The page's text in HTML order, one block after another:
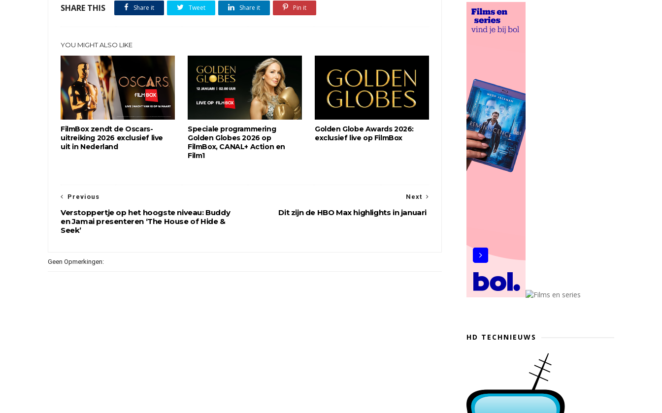
SHARE THIS Share it Tweet Share it Pin it
YOU MIGHT ALSO LIKE
FilmBox zendt de Oscars-
uitreiking 2026 exclusief live
uit in Nederland
Speciale programmering
Golden Globes 2026 op
FilmBox, CANAL+ Action en
Film1
Golden Globe Awards 2026:
exclusief live op FilmBox
Next
Dit zijn de HBO Max highlights in januari
Previous
Verstoppertje op het hoogste niveau: Buddy
en Jamai presenteren ‘The House of Hide &
Seek’
Geen Opmerkingen:
HD TECHNIEUWS